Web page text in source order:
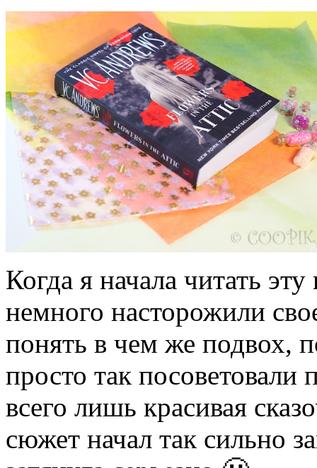
Когда я начала читать
немного насторожили
понять в чем же подвох,
просто так посоветовали
всего лишь красивая
сюжет начал так сильно